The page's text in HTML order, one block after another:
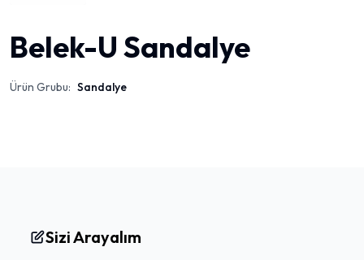
Belek-U Sandalye
Ürün Grubu: Sandalye
Sizi Arayalım